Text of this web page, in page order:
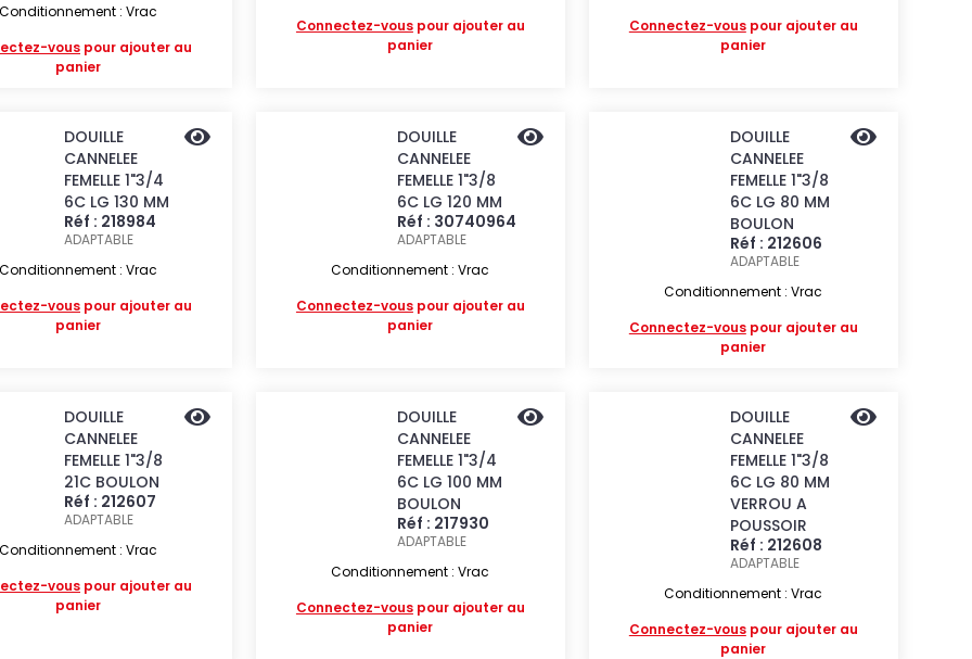
: Vrac
vous pour ajouter au
panier
Connectez-vouspour ajouter au
panier
Connectez-vouspour ajouter au
panier
DOUILLE
CANNELEE
FEMELLE 1"3/4
6C LG 130 MM
Réf : 218984
ADAPTABLE
: Vrac
vous pour ajouter au
panier
DOUILLE
CANNELEE
FEMELLE 1"3/8
6C LG 120 MM
Réf : 30740964
ADAPTABLE
Conditionnement : Vrac
Connectez-vouspour ajouter au
panier
DOUILLE
CANNELEE
FEMELLE 1"3/8
6C LG 80 MM
BOULON
Réf : 212606
ADAPTABLE
Conditionnement : Vrac
Connectez-vouspour ajouter au
panier
DOUILLE
CANNELEE
FEMELLE 1"3/8
21C BOULON
Réf : 212607
ADAPTABLE
: Vrac
vous pour ajouter au
panier
DOUILLE
CANNELEE
FEMELLE 1"3/4
6C LG 100 MM
BOULON
Réf : 217930
ADAPTABLE
Conditionnement : Vrac
Connectez-vouspour ajouter au
panier
DOUILLE
CANNELEE
FEMELLE 1"3/8
6C LG 80 MM
VERROU A
POUSSOIR
Réf : 212608
ADAPTABLE
Conditionnement : Vrac
Connectez-vouspour ajouter au
panier